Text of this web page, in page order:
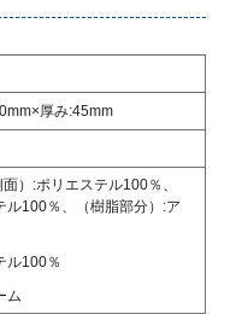
厚み:45mm
）:ポリエステル100％、
ル100％、（樹脂部分）:ア
ル100％
ム